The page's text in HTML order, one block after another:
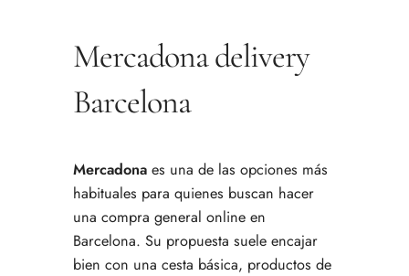
Mercadona delivery
Barcelona
Mercadona es una de las opciones más
habituales para quienes buscan hacer
una compra general online en
Barcelona. Su propuesta suele encajar
bien con una cesta básica, productos de